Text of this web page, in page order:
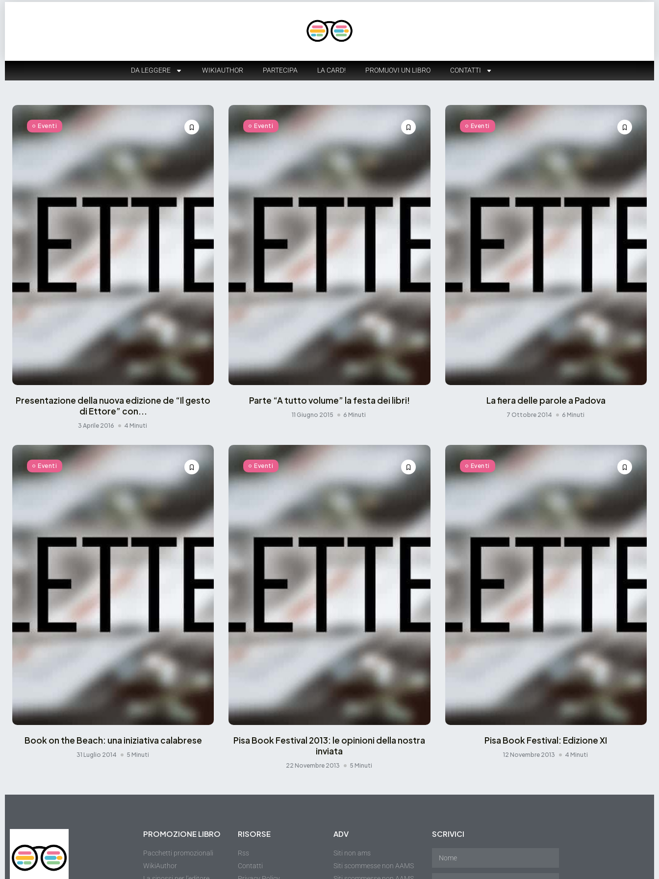
DA LEGGERE WIKIAUTHOR PARTECIPA LA CARD! PROMUOVI UN LIBRO CONTATTI
Eventi
Presentazione della nuova edizione de “Il gesto
di Ettore” con...
3 Aprile 2016 4 Minuti
Eventi
Parte “A tutto volume” la festa dei libri!
11 Giugno 2015 6 Minuti
Eventi
La fiera delle parole a Padova
7 Ottobre 2014 6 Minuti
Eventi
Book on the Beach: una iniziativa calabrese
31 Luglio 2014 5 Minuti
Eventi
Pisa Book Festival 2013: le opinioni della nostra
inviata
22 Novembre 2013 5 Minuti
Eventi
Pisa Book Festival: Edizione XI
12 Novembre 2013 4 Minuti
PROMOZIONE LIBRO
Pacchetti promozionali
WikiAuthor
RISORSE
Rss
Contatti
ADV
Siti non ams
Siti scommesse non AAMS
SCRIVICI